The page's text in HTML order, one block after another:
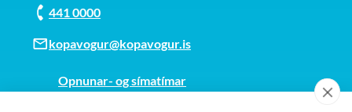
441 0000
kopavogur@kopavogur.is
Opnunar- og símatímar